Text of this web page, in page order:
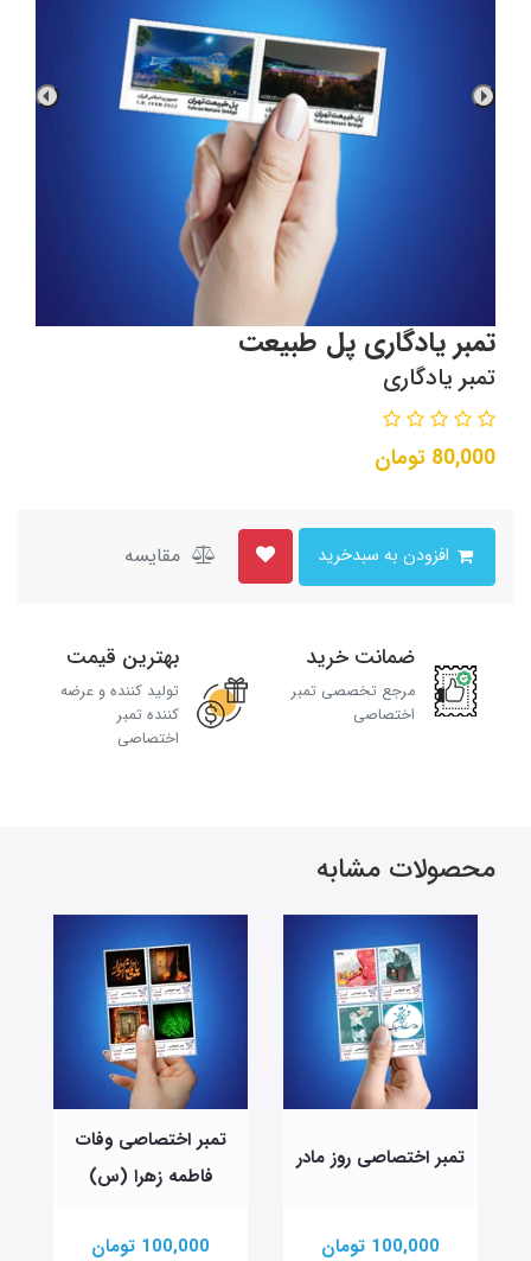
تمبر یادگاری پل طبیعت
تمبر یادگاری
80,000 تومان
مقایسه
ضمانت خرید
مرجع تخصصی تمبر
اختصاصی
بهترین قیمت
تولید کننده و عرضه
کننده تمبر
اختصاصی
محصولات مشابه
تمبر اختصاصی روز مادر
100,000 تومان
تمبر اختصاصی وفات
فاطمه زهرا (س)
100,000 تومان